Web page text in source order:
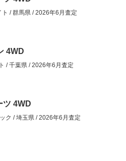
/群馬県 /2026年6月査定
4WD
/千葉県 /2026年6月査定
ツ 4WD
ク /埼玉県 /2026年6月査定